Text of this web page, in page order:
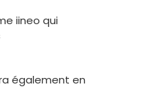
iineo qui
également en